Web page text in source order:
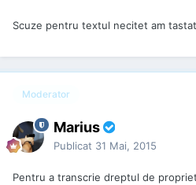
Scuze pentru textul necitet am
Moderator
Marius
Publicat 31 Mai, 2015
Pentru a transcrie dreptul de